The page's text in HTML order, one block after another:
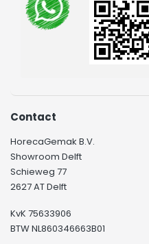
Contact
HorecaGemak B.V.
Showroom Delft
Schieweg 77
2627 AT Delft
KvK 75633906
BTW NL860346663B01